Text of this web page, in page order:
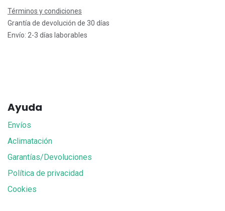
Términos y condiciones
Grantía de devolución de 30 días
Envío: 2-3 días laborables
Ayuda
Envíos
Aclimatación
Garantías/Devoluciones
Política de privacidad
Cookies